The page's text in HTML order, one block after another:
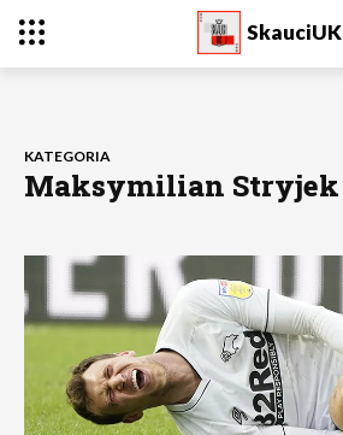
SkauciUK
KATEGORIA
Maksymilian Stryjek